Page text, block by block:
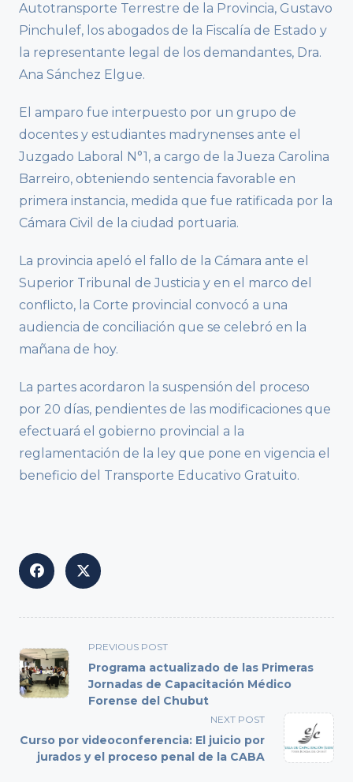
Autotransporte Terrestre de la Provincia, Gustavo
Pinchulef, los abogados de la Fiscalía de Estado y
la representante legal de los demandantes, Dra.
Ana Sánchez Elgue.
El amparo fue interpuesto por un grupo de
docentes y estudiantes madrynenses ante el
Juzgado Laboral N°1, a cargo de la Jueza Carolina
Barreiro, obteniendo sentencia favorable en
primera instancia, medida que fue ratificada por la
Cámara Civil de la ciudad portuaria.
La provincia apeló el fallo de la Cámara ante el
Superior Tribunal de Justicia y en el marco del
conflicto, la Corte provincial convocó a una
audiencia de conciliación que se celebró en la
mañana de hoy.
La partes acordaron la suspensión del proceso
por 20 días, pendientes de las modificaciones que
efectuará el gobierno provincial a la
reglamentación de la ley que pone en vigencia el
beneficio del Transporte Educativo Gratuito.
<span
class="nav-
subtitle
screen-
text">Page</span>
PREVIOUS POST
Programa actualizado de las Primeras
Jornadas de Capacitación Médico
Forense del Chubut
NEXT POST
Curso por videoconferencia: El juicio por
jurados y el proceso penal de la CABA